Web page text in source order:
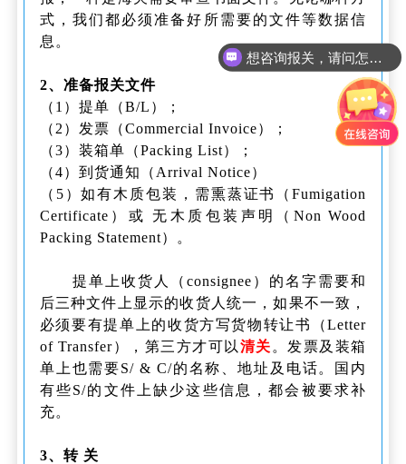
式，我们都必须准备好所需要的文件等数据信
息。
2、准备报关文件
（1）提单（B/L）；
（2）发票（Commercial Invoice）；
（3）装箱单（Packing List）；
（4）到货通知（Arrival Notice）
（5）如有木质包装，需熏蒸证书（Fumigation
Certificate）或 无木质包装声明（Non Wood
Packing Statement）。
提单上收货人（consignee）的名字需要和
后三种文件上显示的收货人统一，如果不一致，
必须要有提单上的收货方写货物转让书（Letter
of Transfer），第三方才可以 清关 。发票及装箱
单上也需要S/ & C/的名称、地址及电话。国内
有些S/的文件上缺少这些信息，都会被要求补
充。
3、转 关